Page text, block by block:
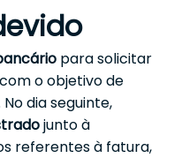
para solicitar
o objetivo de
dia seguinte,
junto à
referentes à fatura,